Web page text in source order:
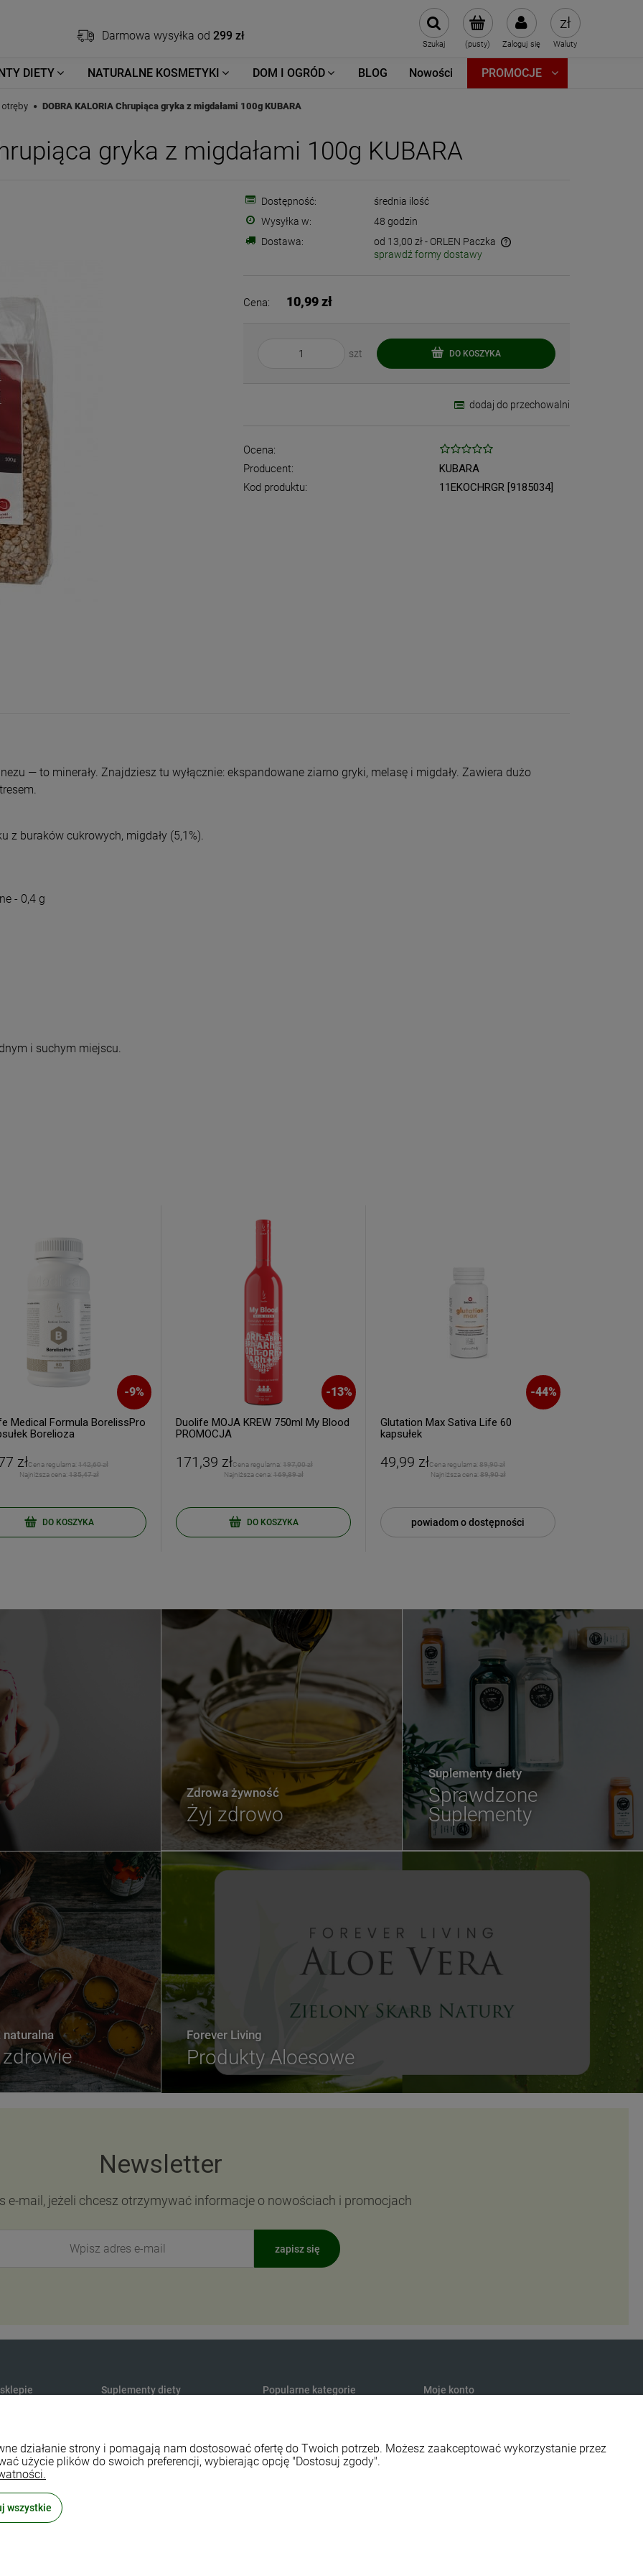
Darmowa wysyłka od 299 zł
(pusty) Zaloguj się
Szukaj Waluty
DIETY NATURALNE KOSMETYKI DOM I OGRÓD BLOG Nowości PROMOCJE
otręby DOBRA KALORIA Chrupiąca gryka z migdałami 100g KUBARA
gryka z migdałami 100g KUBARA
Dostępność:
średnia ilość
Wysyłka w:
48 godzin
Dostawa:
od 13,00 zł - ORLEN Paczka
sprawdź formy dostawy
Cena: 10,99 zł
szt DO KOSZYKA
dodaj do przechowalni
Ocena:
Producent:
KUBARA
Kod produktu:
11EKOCHRGR [9185034]
— to minerały. Znajdziesz tu wyłącznie: ekspandowane ziarno gryki, melasę i migdały. Zawiera dużo
z buraków cukrowych, migdały (5,1%).
- 0,4 g
i suchym miejscu.
-9%
Medical Formula BorelissPro
Borelioza
złCena regularna: 142,60 zł
Najniższa cena: 135,47 zł
DO KOSZYKA
-13%
Duolife MOJA KREW 750ml My Blood
PROMOCJA
171,39 złCena regularna: 197,00 zł
Najniższa cena: 169,89 zł
DO KOSZYKA
-44%
Glutation Max Sativa Life 60
kapsułek
49,99 złCena regularna: 89,90 zł
Najniższa cena: 89,90 zł
powiadom o dostępności
Zdrowa żywność
Żyj zdrowo
Suplementy diety
Sprawdzone
Suplementy
Forever Living
Produkty Aloesowe
naturalna
Newsletter
e-mail, jeżeli chcesz otrzymywać informacje o nowościach i promocjach
zapisz się
Suplementy diety
Naturalne witaminy i minerały
Popularne kategorie
Sport i fitness
Moje konto
Przechowalnia
działanie strony i pomagają nam dostosować ofertę do Twoich potrzeb. Możesz zaakceptować wykorzystanie przez
użycie plików do swoich preferencji, wybierając opcję "Dostosuj zgody".
wszystkie